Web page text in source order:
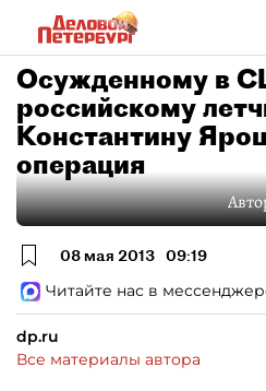
Осужденному в
российскому
Константину
операция
08 мая 2013 09:19
Читайте нас в
dp.ru
Все материалы автора